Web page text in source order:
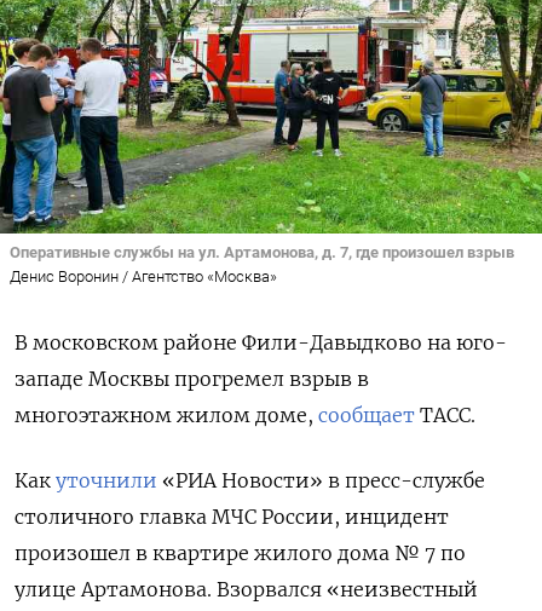
Оперативные службы на ул. Артамонова, д. 7, где произошел взрыв
Денис Воронин / Агентство «Москва»
В московском районе Фили-Давыдково на юго-
западе Москвы прогремел взрыв в
многоэтажном жилом доме, сообщает ТАСС.
Как уточнили «РИА Новости» в пресс-службе
столичного главка МЧС России, инцидент
произошел в квартире жилого дома № 7 по
улице Артамонова. Взорвался «неизвестный